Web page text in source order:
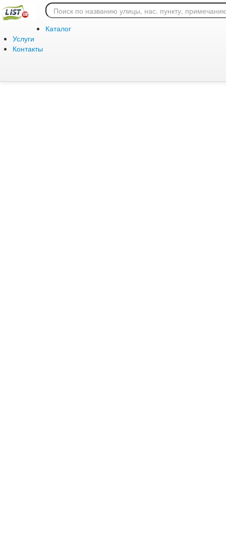
Каталог
Услуги
Контакты
Ошибка 404: страница